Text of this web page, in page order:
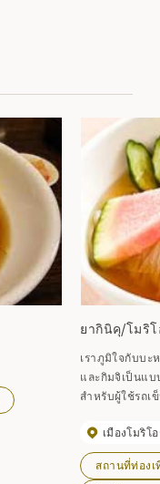
ยากินิคุ/โมริโ
เราภูมิใจกับบะ
และกิมจิเป็นแ
สำหรับผู้ใช้รถ
เมืองโมริโ
สถานที่ท่องเ